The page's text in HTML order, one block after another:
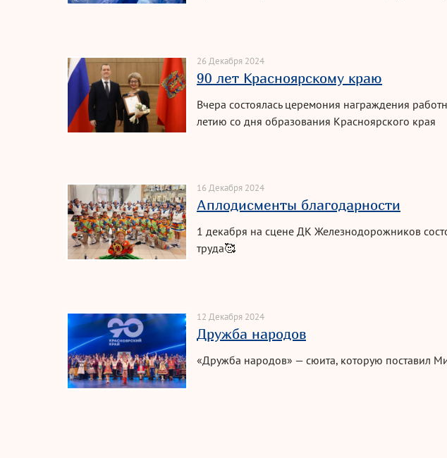
26 Декабря 2024
90 лет Красноярскому краю
Вчера состоялась церемония награждения
летию со дня образования Красноярского края
16 Декабря 2024
Аплодисменты благодарности
1 декабря на сцене ДК Железнодорожников
труда🥰
12 Декабря 2024
Дружба народов
«Дружба народов» — сюита, которую поставил